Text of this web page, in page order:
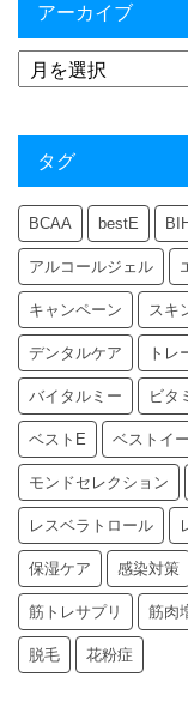
アーカイブ
タグ
BCAA bestE
アルコールジェル
キャンペーン スキ
デンタルケア トレ
バイタルミー ビタ
ベストE ベストイー
モンドセレクション
レスベラトロール
保湿ケア 感染対策
筋トレサプリ 筋肉
脱毛 花粉症